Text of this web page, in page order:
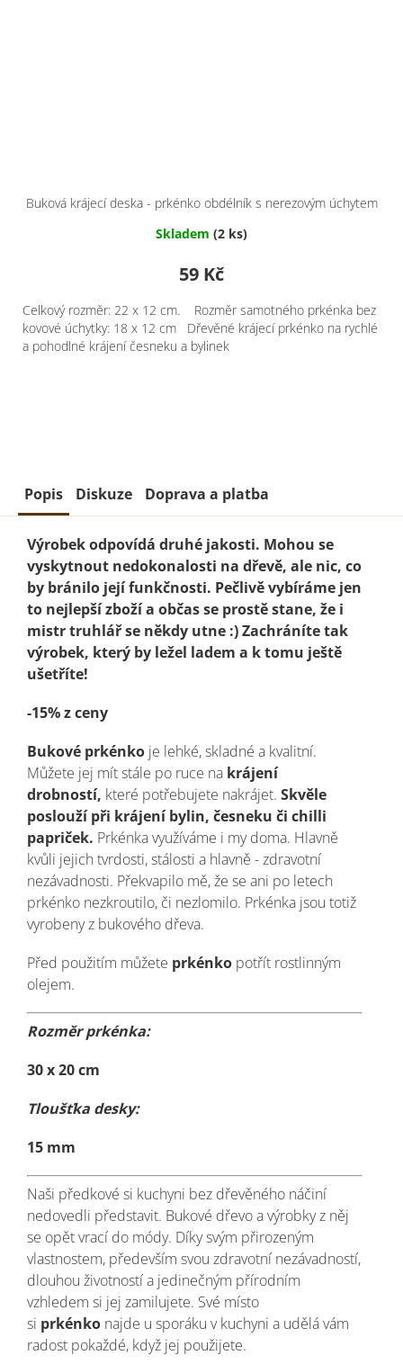
Buková krájecí deska - prkénko obdélník s nerezovým úchytem
Skladem (2 ks)
59 Kč
Celkový rozměr: 22 x 12 cm. Rozměr samotného prkénka bez
kovové úchytky: 18 x 12 cm Dřevěné krájecí prkénko na rychlé
a pohodlné krájení česneku a bylinek
Popis Diskuze Doprava a platba
Výrobek odpovídá druhé jakosti. Mohou se
vyskytnout nedokonalosti na dřevě, ale nic, co
by bránilo její funkčnosti. Pečlivě vybíráme jen
to nejlepší zboží a občas se prostě stane, že i
mistr truhlář se někdy utne :) Zachráníte tak
výrobek, který by ležel ladem a k tomu ještě
ušetříte!
-15% z ceny
Bukové prkénko je lehké, skladné a kvalitní.
Můžete jej mít stále po ruce na krájení
drobností, které potřebujete nakrájet. Skvěle
poslouží při krájení bylin, česneku či chilli
papriček. Prkénka využíváme i my doma. Hlavně
kvůli jejich tvrdosti, stálosti a hlavně - zdravotní
nezávadnosti. Překvapilo mě, že se ani po letech
prkénko nezkroutilo, či nezlomilo. Prkénka jsou totiž
vyrobeny z bukového dřeva.
Před použitím můžete prkénko potřít rostlinným
olejem.
Rozměr prkénka:
30 x 20 cm
Tloušťka desky:
15 mm
Naši předkové si kuchyni bez dřevěného náčiní
nedovedli představit. Bukové dřevo a výrobky z něj
se opět vrací do módy. Díky svým přirozeným
vlastnostem, především svou zdravotní nezávadností,
dlouhou životností a jedinečným přírodním
vzhledem si jej zamilujete. Své místo
si prkénko najde u sporáku v kuchyni a udělá vám
radost pokaždé, když jej použijete.